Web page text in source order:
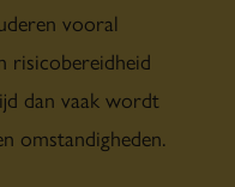
vooral
risicobereidheid
dan vaak wordt
omstandigheden.